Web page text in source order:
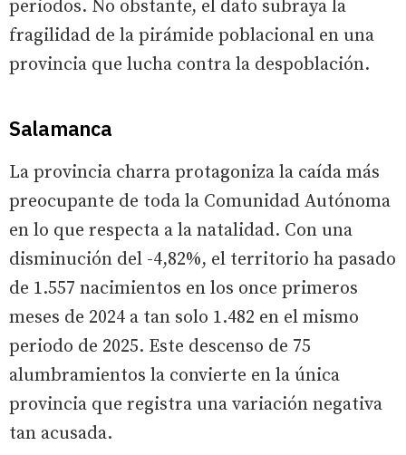
periodos. No obstante, el dato subraya la
fragilidad de la pirámide poblacional en una
provincia que lucha contra la despoblación.
Salamanca
La provincia charra protagoniza la caída más
preocupante de toda la Comunidad Autónoma
en lo que respecta a la natalidad. Con una
disminución del -4,82%, el territorio ha pasado
de 1.557 nacimientos en los once primeros
meses de 2024 a tan solo 1.482 en el mismo
periodo de 2025. Este descenso de 75
alumbramientos la convierte en la única
provincia que registra una variación negativa
tan acusada.